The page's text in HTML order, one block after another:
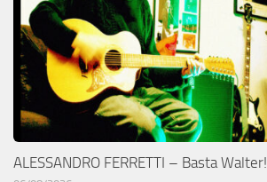
ALESSANDRO FERRETTI – Basta Walter!